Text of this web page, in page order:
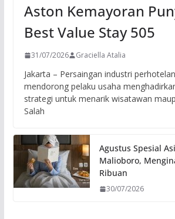
Aston Kemayoran
Best Value Stay 505
31/07/2026 Graciella Atalia
Jakarta – Persaingan industri
mendorong pelaku usaha
strategi untuk menarik wisatawan
Salah
Agustus Spesial
Malioboro,
Ribuan
30/07/2026